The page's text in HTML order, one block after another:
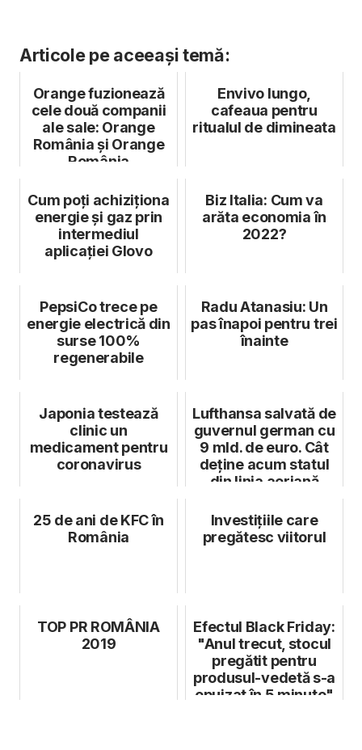
Articole pe aceeași temă:
Orange fuzionează
cele două companii
ale sale: Orange
România și Orange
România
Envivo lungo,
cafeaua pentru
ritualul de dimineata
Cum poți achiziționa
energie și gaz prin
intermediul
aplicației Glovo
Biz Italia: Cum va
arăta economia în
2022?
PepsiCo trece pe
energie electrică din
surse 100%
regenerabile
Radu Atanasiu: Un
pas înapoi pentru trei
înainte
Japonia testează
clinic un
medicament pentru
coronavirus
Lufthansa salvată de
guvernul german cu
9 mld. de euro. Cât
deține acum statul
din linia aeriană
25 de ani de KFC în
România
Investițiile care
pregătesc viitorul
TOP PR ROMÂNIA
2019
Efectul Black Friday:
"Anul trecut, stocul
pregătit pentru
produsul-vedetă s-a
epuizat în 5 minute"